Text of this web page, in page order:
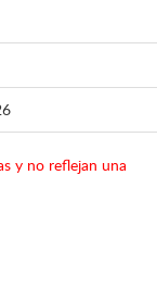
y no reflejan una